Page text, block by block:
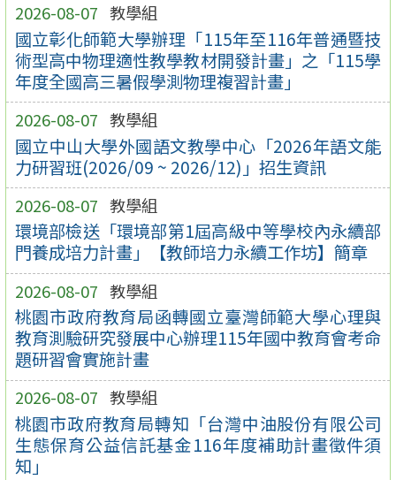
2026-08-07 教學組
國立彰化師範大學辦理「115年至116年普通暨技
術型高中物理適性教學教材開發計畫」之「115學
年度全國高三暑假學測物理複習計畫」
2026-08-07 教學組
國立中山大學外國語文教學中心「2026年語文能
力研習班(2026/09 ~ 2026/12)」招生資訊
2026-08-07 教學組
環境部檢送「環境部第1屆高級中等學校內永續部
門養成培力計畫」【教師培力永續工作坊】簡章
2026-08-07 教學組
桃園市政府教育局函轉國立臺灣師範大學心理與
教育測驗研究發展中心辦理115年國中教育會考命
題研習會實施計畫
2026-08-07 教學組
桃園市政府教育局轉知「台灣中油股份有限公司
生態保育公益信託基金116年度補助計畫徵件須
知」